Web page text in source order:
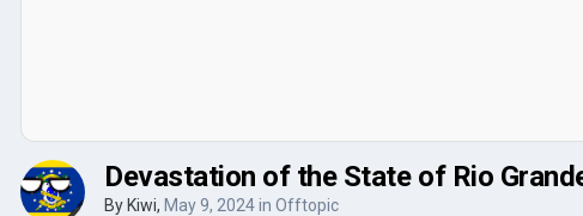
Devastation of the State of Rio
By Kiwi, May 9, 2024in Offtopic